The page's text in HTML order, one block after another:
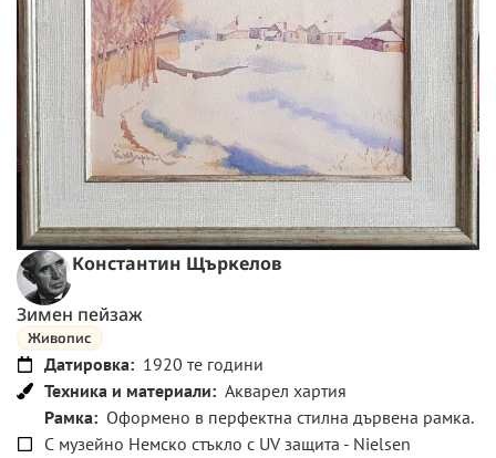
Константин Щъркелов
Зимен пейзаж
Живопис
Датировка: 1920 те години
Техника и материали: Акварел хартия
Рамка: Оформено в перфектна стилна дървена рамка.
С музейно Немско стъкло с UV защита - Nielsen